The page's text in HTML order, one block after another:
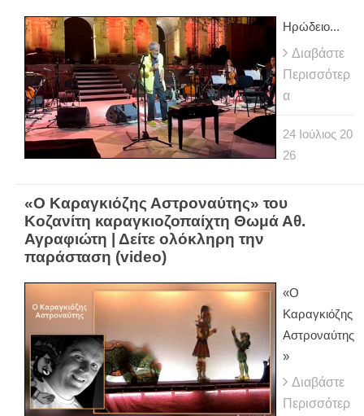
Ηρώδειο...
Διαβάστε
Περισσότερ
α
24 Ιούλιος 20
26
«Ο Καραγκιόζης Αστροναύτης» του
Κοζανίτη καραγκιοζοπαίχτη Θωμά Αθ.
Αγραφιώτη | Δείτε ολόκληρη την
παράσταση (video)
«Ο
Καραγκιόζης
Αστροναύτης
»
Διαβάστε
Περισσότερ